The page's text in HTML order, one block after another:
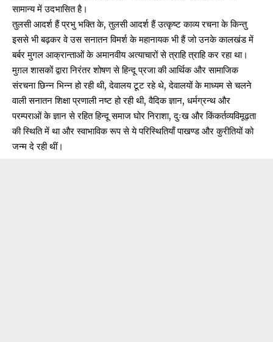
सामान्य में उदभासित है।
तुलसी आदर्श हैं प्रभु भक्ति के, तुलसी आदर्श हैं उत्कृष्ट काव्य रचना के किन्तु
इससे भी बढ़कर वे उस सनातन विमर्श के महानायक भी हैं जो उनके कालखंड में
बर्बर मुगल आक्रान्ताओं के अमानवीय अत्याचारों से त्राहि त्राहि कर रहा था।
मुग़ल शासकों द्वारा निरंतर शोषण से हिन्दू प्रजा की आर्थिक और सामाजिक
संरचना छिन्न भिन्न हो रही थी, देवालय टूट रहे थे, देवालयों के माध्यम से चलने
वाली सनातन शिक्षा प्रणाली नष्ट हो रही थी, वैदिक ज्ञान, धर्मग्रन्थ और
परम्पराओं के ज्ञान से रहित हिन्दू समाज घोर निराशा, दुःख और किंकर्तव्यविमूढ़ता
की स्थिति में था और स्वाभाविक रूप से ये परिस्थितियाँ पाखण्ड और कुरीतियों को
जन्म दे रही थीं।